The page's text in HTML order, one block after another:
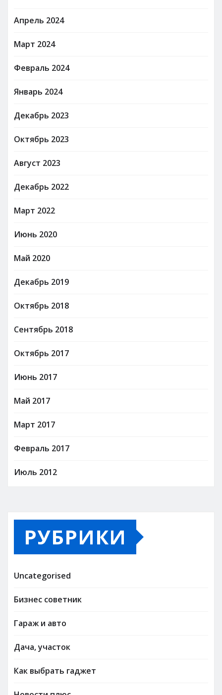
Апрель 2024
Март 2024
Февраль 2024
Январь 2024
Декабрь 2023
Октябрь 2023
Август 2023
Декабрь 2022
Март 2022
Июнь 2020
Май 2020
Декабрь 2019
Октябрь 2018
Сентябрь 2018
Октябрь 2017
Июнь 2017
Май 2017
Март 2017
Февраль 2017
Июль 2012
РУБРИКИ
Uncategorised
Бизнес советник
Гараж и авто
Дача, участок
Как выбрать гаджет